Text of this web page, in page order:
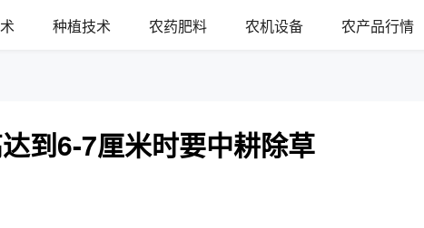
种植技术 农药肥料 农机设备 农产品行情
到6-7厘米时要中耕除草